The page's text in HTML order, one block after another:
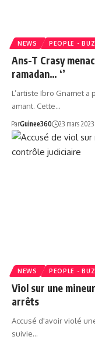
NEWS PEOPLE -
Ans-T Crasy
ramadan… ‘’
L’artiste Ibro Gnamet
amant. Cette…
ParGuinee360 23 mars 2023
NEWS PEOPLE -
Viol sur une
arrêts
Accusé d'avoir violé
suivie…